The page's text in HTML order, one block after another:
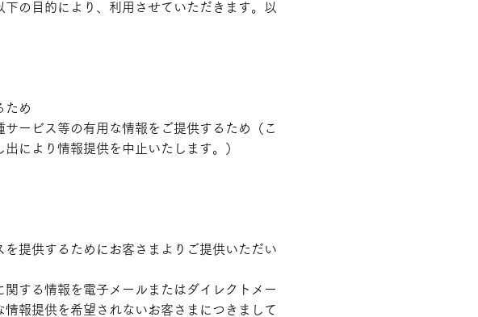
の目的により、利用させていただきます。以
ため
ービス等の有用な情報をご提供するため（こ
により情報提供を中止いたします。）
提供するためにお客さまよりご提供いただい
する情報を電子メールまたはダイレクトメー
報提供を希望されないお客さまにつきまして